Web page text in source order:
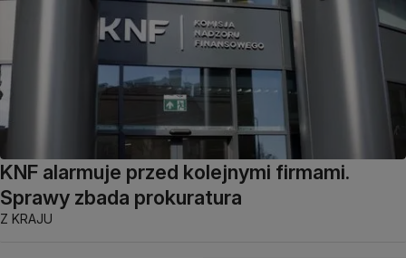
KNF alarmuje przed kolejnymi firmami.
Sprawy zbada prokuratura
Z KRAJU